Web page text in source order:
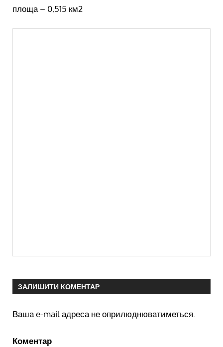
площа – 0,515 км2
ЗАЛИШИТИ КОМЕНТАР
Ваша e-mail адреса не оприлюднюватиметься.
Коментар